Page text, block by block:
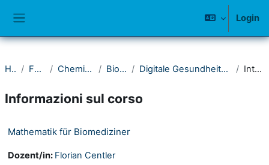
Login
Home Fakultät IV Chemie und Biologie Bioinformatik Digitale Gesundheitswissenschaften & Biomedizin Introduzione
Informazioni sul corso
Mathematik für Biomediziner
Dozent/in: Florian Centler